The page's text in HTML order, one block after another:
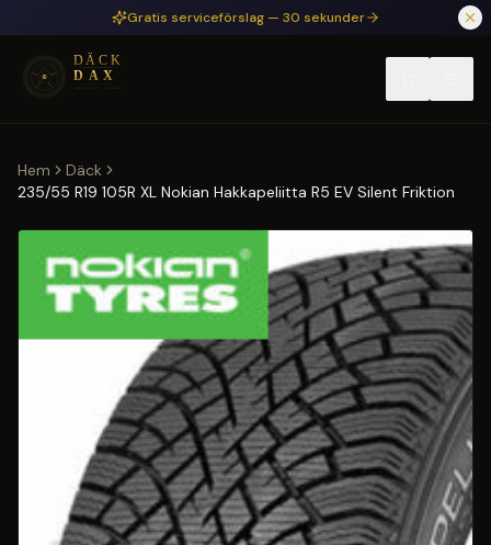
Hoppa till huvudinnehållGratis serviceförslag — 30 sekunder
Hem
Däck
235/55 R19 105R XL Nokian Hakkapeliitta R5 EV Silent Friktion